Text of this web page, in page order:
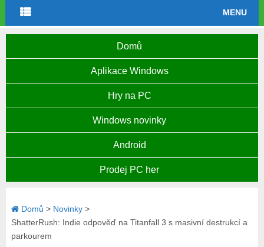
MENU
Domů
Aplikace Windows
Hry na PC
Windows novinky
Android
Prodej PC her
Domů > Novinky>
ShatterRush: Indie odpověď na Titanfall 3 s masivní destrukcí a
parkourem